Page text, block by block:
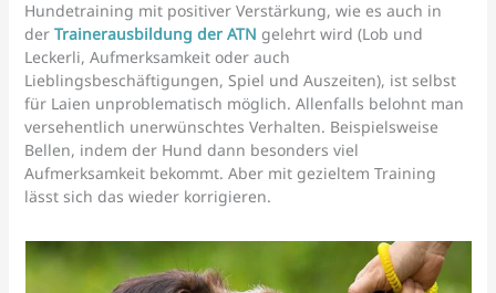
Hundetraining mit positiver Verstärkung, wie es auch in
derTrainerausbildung der ATN gelehrt wird (Lob und
Leckerli, Aufmerksamkeit oder auch
Lieblingsbeschäftigungen, Spiel und Auszeiten), ist selbst
für Laien unproblematisch möglich. Allenfalls belohnt man
versehentlich unerwünschtes Verhalten. Beispielsweise
Bellen, indem der Hund dann besonders viel
Aufmerksamkeit bekommt. Aber mit gezieltem Training
lässt sich das wieder korrigieren.